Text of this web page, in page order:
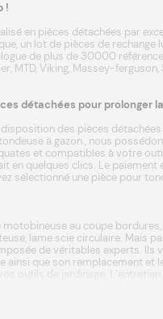
!
en pièces détachées par
un lot de pièces de rechange
de plus de 30000
, MTD,Viking, Massey-ferguson,
détachées pour prolonger
des pièces
à gazon , nous
et compatibles à votre
en quelques clics. Le
sélectionné une pièce pour
motobineuse au coupe
lame scie circulaire. Mais
de véritables experts. Ils
ainsi que son remplacement et
vos outils de jardinage.
de conseils, de